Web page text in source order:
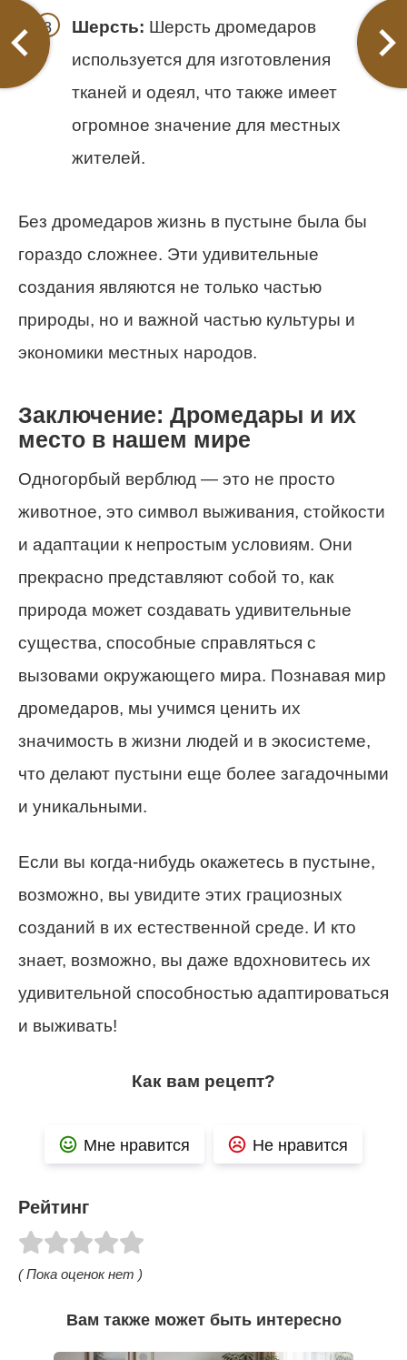
Шерсть: Шерсть дромедаров
используется для изготовления
тканей и одеял, что также имеет
огромное значение для местных
жителей.
Без дромедаров жизнь в пустыне была бы
гораздо сложнее. Эти удивительные
создания являются не только частью
природы, но и важной частью культуры и
экономики местных народов.
Заключение: Дромедары и их
место в нашем мире
Одногорбый верблюд — это не просто
животное, это символ выживания, стойкости
и адаптации к непростым условиям. Они
прекрасно представляют собой то, как
природа может создавать удивительные
существа, способные справляться с
вызовами окружающего мира. Познавая мир
дромедаров, мы учимся ценить их
значимость в жизни людей и в экосистеме,
что делают пустыни еще более загадочными
и уникальными.
Если вы когда-нибудь окажетесь в пустыне,
возможно, вы увидите этих грациозных
созданий в их естественной среде. И кто
знает, возможно, вы даже вдохновитесь их
удивительной способностью адаптироваться
и выживать!
Как вам рецепт?
Мне нравится Не нравится
Рейтинг
( Пока оценок нет )
Вам также может быть интересно